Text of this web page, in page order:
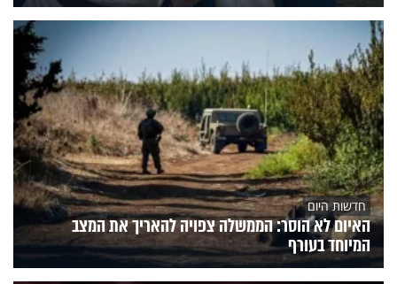
חדשות היום
האיום לא הוסר: הממשלה צפויה להאריך את המצב
המיוחד בעורף